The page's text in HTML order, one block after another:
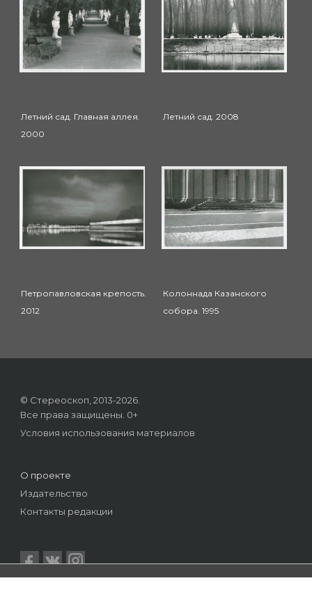
Летний сад. Главная аллея.
2000
Летний сад. 2008
Петропавловская крепость.
2012
Колоннада Казанского
собора. 1995
© Стереоскоп, 2013-2026.
Все права защищены. 0+
Условия использования материалов
О проекте
Издательство
Контакты редакции